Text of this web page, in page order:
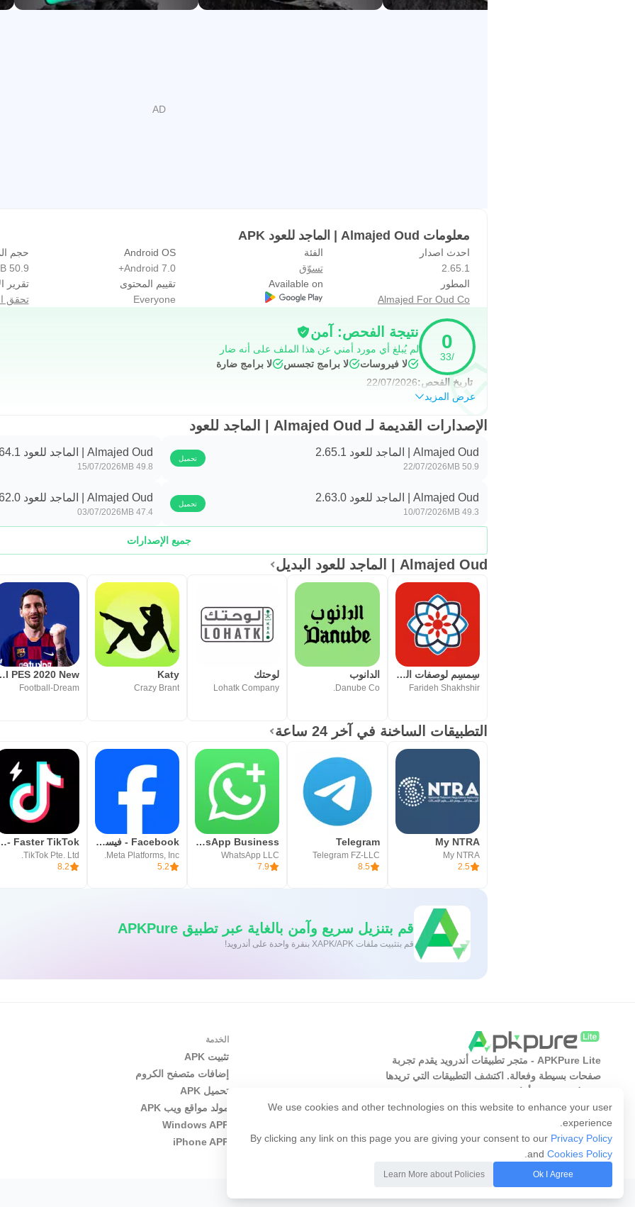
معلومات Almajed Oud | الماجد للعود APK
احدث اصدار
2.65.1
الفئة
تسوّق
Android OS
Android 7.0+
حجم
50.9 MB
المطور
Almajed For Oud Co
Available on
تقييم المحتوى
Everyone
تقرير
تحقق
0
/33
نتيجة الفحص: آمن
لم يُبلغ أي مورد أمني عن هذا الملف على أنه ضار
لا فيروسات
لا برامج تجسس
لا برامج ضارة
تاريخ الفحص:22/07/2026
عرض المزيد
الإصدارات القديمة لـ Almajed Oud | الماجد للعود
Almajed Oud | الماجد للعود 2.65.1
50.9 MB
22/07/2026
تحميل Almajed Oud | الماجد للعود 2.64.1
49.8 MB
15/07/2026
Almajed Oud | الماجد للعود 2.63.0
49.3 MB
10/07/2026
تحميل Almajed Oud | الماجد للعود 2.62.0
47.4 MB
03/07/2026
جميع الإصدارات
Almajed Oud | الماجد للعود البديل
سِمسِم لوصفات البيت العربي
Farideh Shakhshir
الدانوب
Danube Co.
لوحتك
Lohatk Company
Katy
Crazy Brant
2020 New
Football-Dream
التطبيقات الساخنة في آخر 24 ساعة
My NTRA
My NTRA
2.5
Telegram
Telegram FZ-LLC
8.5
WhatsApp Business
WhatsApp LLC
7.9
Facebook - فيسبوك
Meta Platforms, Inc.
5.2
TikTok
TikTok Pte. Ltd.
8.2
قم بتنزيل سريع وآمن بالغاية عبر تطبيق APKPure
قم بتثبيت ملفات XAPK/APK بنقرة واحدة على أندرويد!
We use cookies and other technologies on this website to enhance your user
experience.
By clicking any link on this page you are giving your consent to our Privacy Policy
and Cookies Policy
Ok I Agree
Learn More about Policies
APKPure Lite - متجر تطبيقات أندرويد يقدم تجربة
صفحات بسيطة وفعالة. اكتشف التطبيقات التي تريدها
بسهولة وسرعة وأمان.
الخدمة
تثبيت APK
إضافات متصفح الكروم
تحميل APK
مولد مواقع ويب APK
Windows APP
iPhone APP